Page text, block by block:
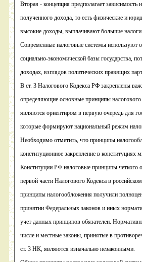
Вторая - концепция предполагает зависимость
полученного дохода, то есть физические и
высокие доходы, выплачивают большие налоги
Современные налоговые системы используют
социально-экономической базы государства,
доходах, взглядов политических правящих
В ст. 3 Налогового Кодекса РФ закреплены
определяющие основные принципы налогового
являются ориентиром в первую очередь для
которые формируют национальный режим
Необходимо отметить, что принципы
конституционное закрепление в конституциях
Конституции РФ налоговые принципы четкого
первой части Налогового Кодекса в
принципы налогообложения получили
принятии Федеральных законов и иных
учет данных принципов обязателен.
числе и местные законы, принятые в
ст. 3 НК, являются изначально незаконными.